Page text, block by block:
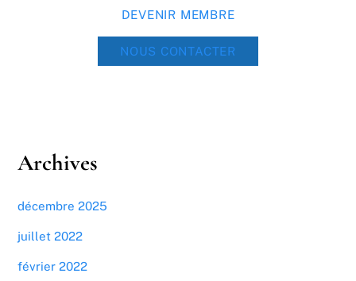
DEVENIR MEMBRE
NOUS CONTACTER
Archives
décembre 2025
juillet 2022
février 2022